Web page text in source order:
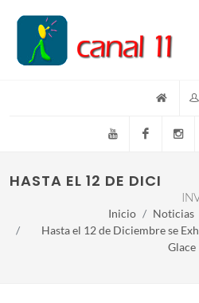
YouTube Facebook
HASTA EL 12 DE
Inicio Noticias
Hasta el 12 de Diciembre se
Glace